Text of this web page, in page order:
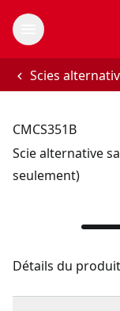
Scies
CMCS351B
Scie alternative
seulement)
Détails du produit